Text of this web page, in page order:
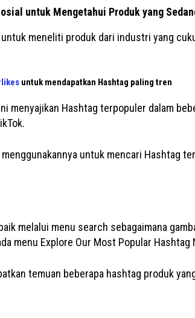
untuk Mengetahui Produk yang
meneliti produk dari industri yang
untuk mendapatkan Hashtag paling tren
menyajikan Hashtag terpopuler dalam
menggunakannya untuk mencari Hashtag
melalui menu search sebagaimana
menu Explore Our Most Popular Hashtag
temuan beberapa hashtag produk